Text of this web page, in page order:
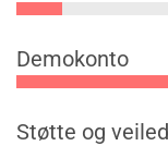
Demokonto
Støtte og